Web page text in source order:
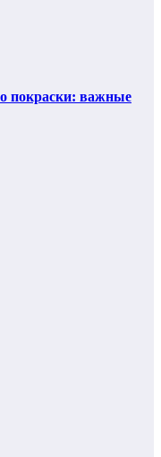
покраски: важные